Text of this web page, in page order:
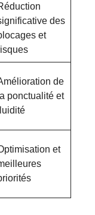
des
et
de
la ponctualité et
et